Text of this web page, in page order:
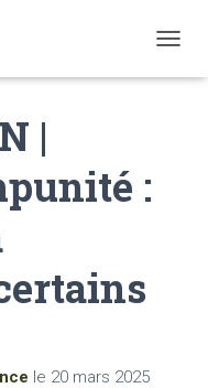
O
|
:
le 20 mars 2025